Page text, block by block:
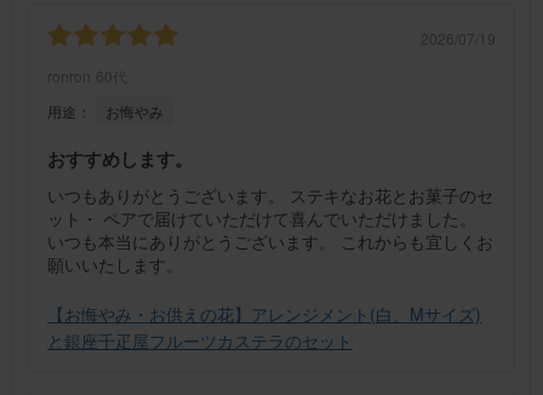
2026/07/19
ronron 60代
用途：
お悔やみ
おすすめします。
いつもありがとうございます。 ステキなお花とお菓子のセ
ット・ ペアで届けていただけて喜んでいただけました。
いつも本当にありがとうございます。 これからも宜しくお
願いいたします。
【お悔やみ・お供えの花】アレンジメント(白、Mサイズ)
と銀座千疋屋フルーツカステラのセット